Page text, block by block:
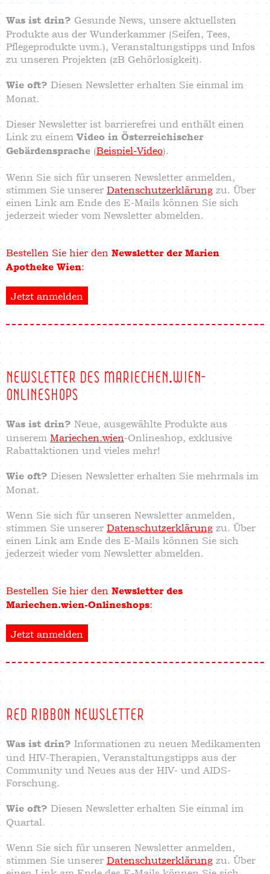
Was ist drin? Gesunde News, unsere aktuellsten
Produkte aus der Wunderkammer (Seifen, Tees,
Pflegeprodukte uvm.), Veranstaltungstipps und Infos
zu unseren Projekten (zB Gehörlosigkeit).
Wie oft? Diesen Newsletter erhalten Sie einmal im
Monat.
Dieser Newsletter ist barrierefrei und enthält einen
Link zu einem Video in Österreichischer
Gebärdensprache (Beispiel-Video).
Wenn Sie sich für unseren Newsletter anmelden,
stimmen Sie unserer Datenschutzerklärung zu. Über
einen Link am Ende des E-Mails können Sie sich
jederzeit wieder vom Newsletter abmelden.
Bestellen Sie hier den Newsletter der Marien
Apotheke Wien:
Jetzt anmelden
NEWSLETTER DES MARIECHEN.WIEN-
ONLINESHOPS
Was ist drin?Neue, ausgewählte Produkte aus
unserem Mariechen.wien-Onlineshop, exklusive
Rabattaktionen und vieles mehr!
Wie oft? Diesen Newsletter erhalten Sie mehrmals im
Monat.
Wenn Sie sich für unseren Newsletter anmelden,
stimmen Sie unserer Datenschutzerklärung zu. Über
einen Link am Ende des E-Mails können Sie sich
jederzeit wieder vom Newsletter abmelden.
Bestellen Sie hier den Newsletter des
Mariechen.wien-Onlineshops:
Jetzt anmelden
RED RIBBON NEWSLETTER
Was ist drin? Informationen zu neuen Medikamenten
und HIV-Therapien, Veranstaltungstipps aus der
Community und Neues aus der HIV- und AIDS-
Forschung.
Wie oft? Diesen Newsletter erhalten Sie einmal im
Quartal.
Wenn Sie sich für unseren Newsletter anmelden,
stimmen Sie unserer Datenschutzerklärung zu. Über